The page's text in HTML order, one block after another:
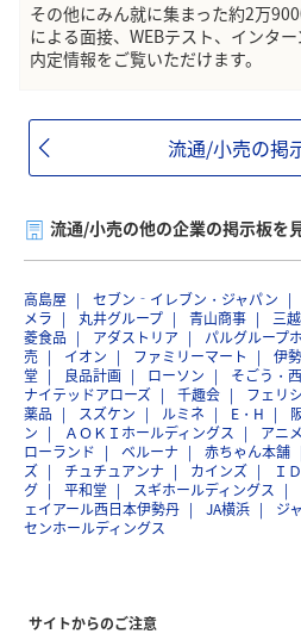
その他にみん就に集まった約2万
による面接、WEBテスト、インタ
内定情報をご覧いただけます。
流通/小売の掲
流通/小売の他の企業の掲示板を
高島屋 セブン‐イレブン・ジャパン
メラ
丸井グループ 青山商事 三
菱食品
アダストリア パルグループ
売
イオン ファミリーマート 伊
堂
良品計画 ローソン そごう・
ナイテッドアローズ
千趣会 フェリ
薬品
スズケン ルミネ E・H
ン
ＡＯＫＩホールディングス アニ
ローランド
ベルーナ 赤ちゃん本舗
ズ
チュチュアンナ カインズ Ｉ
グ
平和堂 スギホールディングス
ェイアール西日本伊勢丹
JA横浜 ジ
センホールディングス
サイトからのご注意